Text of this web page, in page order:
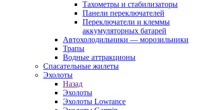
Тахометры и стабилизаторы
Панели переключателей
Переключатели и клеммы
аккумуляторных батарей
Автохолодильники — морозильники
Трапы
Водные аттракционы
Спасательные жилеты
Эхолоты
Назад
Эхолоты
Эхолоты Lowrance